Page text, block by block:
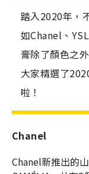
踏入2020年，
如Chanel、
膏除了顏色之
大家精選了
啦！
Chanel
Chanel新推出的